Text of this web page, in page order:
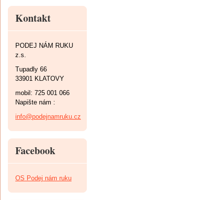
Kontakt
PODEJ NÁM RUKU
z.s.
Tupadly 66
33901 KLATOVY
mobil: 725 001 066
Napište nám :
info@podejnamruku.cz
Facebook
OS Podej nám ruku